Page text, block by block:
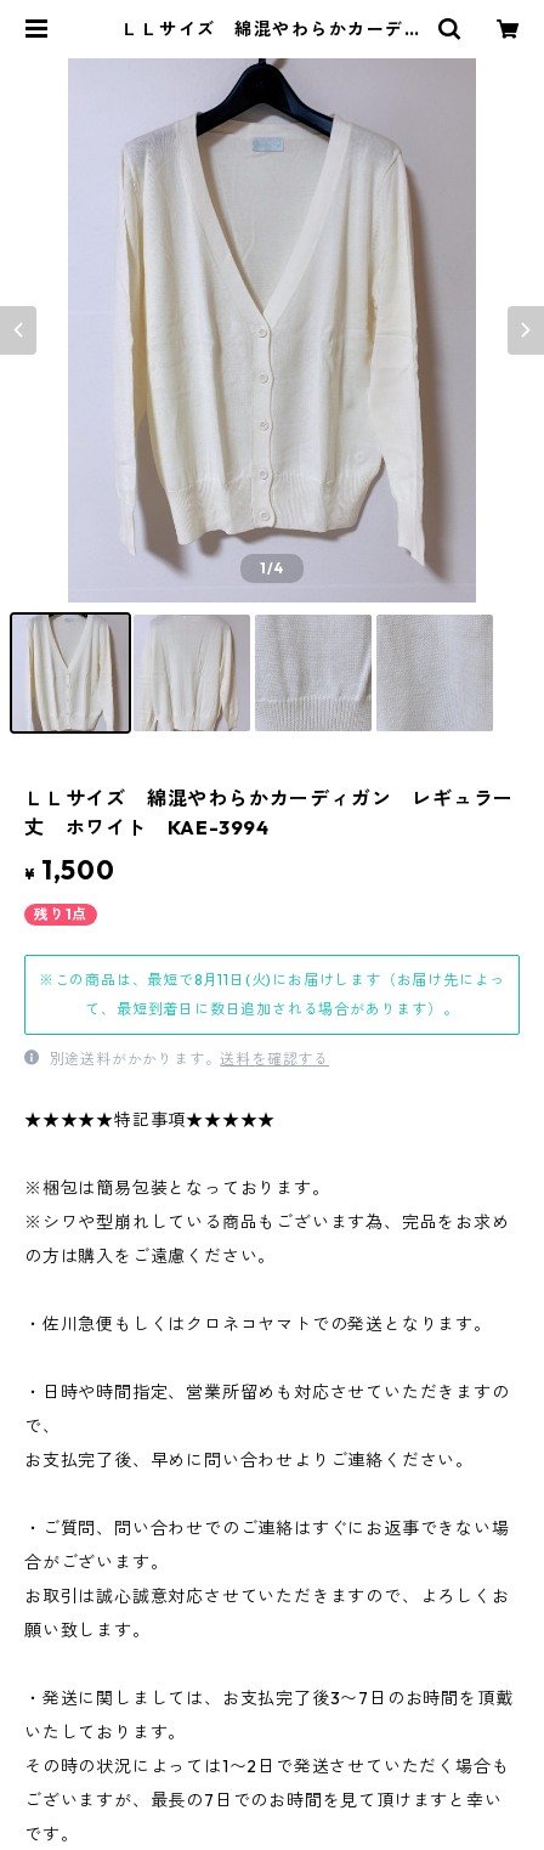
ＬＬサイズ 綿混やわらかカーディ
E-3994 | DOLUCK PRODUCE
1/4
ＬＬサイズ 綿混やわらかカーディガン レギュラー
丈 ホワイト KAE-3994
¥ 1,500
残り1点
※この商品は、最短で8月11日(火)にお届けします（お届け先によっ
て、最短到着日に数日追加される場合があります）。
別途送料がかかります。送料を確認する
★★★★★特記事項★★★★★
※梱包は簡易包装となっております。
※シワや型崩れしている商品もございます為、完品をお求め
の方は購入をご遠慮ください。
・佐川急便もしくはクロネコヤマトでの発送となります。
・日時や時間指定、営業所留めも対応させていただきますの
で、
お支払完了後、早めに問い合わせよりご連絡ください。
・ご質問、問い合わせでのご連絡はすぐにお返事できない場
合がございます。
お取引は誠心誠意対応させていただきますので、よろしくお
願い致します。
・発送に関しましては、お支払完了後3〜7日のお時間を頂戴
いたしております。
その時の状況によっては1〜2日で発送させていただく場合も
ございますが、最長の7日でのお時間を見て頂けますと幸い
です。